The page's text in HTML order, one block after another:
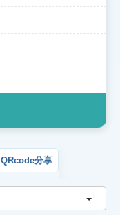
QRcode分享
切換